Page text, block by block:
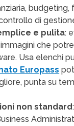
di
e pulita:
che
Usa elenchi
Europass
punta su
non standard